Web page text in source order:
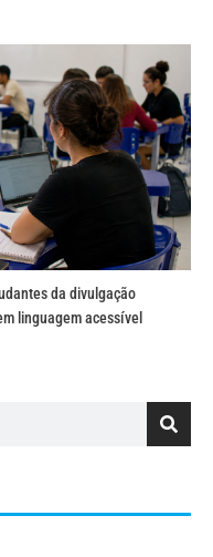
da divulgação
linguagem acessível